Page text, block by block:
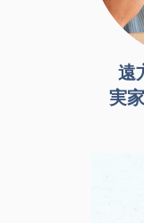
遠
実